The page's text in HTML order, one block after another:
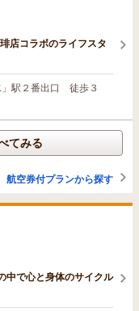
店コラボのライフスタ
」駅２番出口 徒歩３
てみる
航空券付プランから探す
中で心と身体のサイクル